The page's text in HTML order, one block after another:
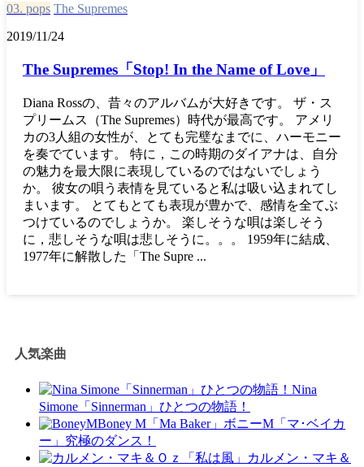
03. pops The Supremes
2019/11/24
The Supremes「Stop! In the Name of Love」
Diana Rossの、昔々のアルバムが大好きです。 ザ・ス
プリームス（The Supremes）時代が最高です。 アメリ
カの3人組の女性が、とても完璧なまでに、ハーモニー
を奏でています。 特に，この時期のダイアナは、自分
の魅力を最大限に表現しているのではないでしょう
か。 彼女の唄う表情を見ていると私は吸い込まれてし
まいます。 とてもとても表現が豊かで、感情を全てぶ
つけているのでしょうか。 楽しそうな唄は楽しそう
に，悲しそうな唄は悲しそうに。。。 1959年に結成、
1977年に解散した「The Supre ...
人気楽曲
Nina
Simone「Sinnerman」ひとつの物語！
Boney M「Ma Baker」ボニーM「マ･ベイカ
ー」究極のダンス！
カルメン・マキ＆